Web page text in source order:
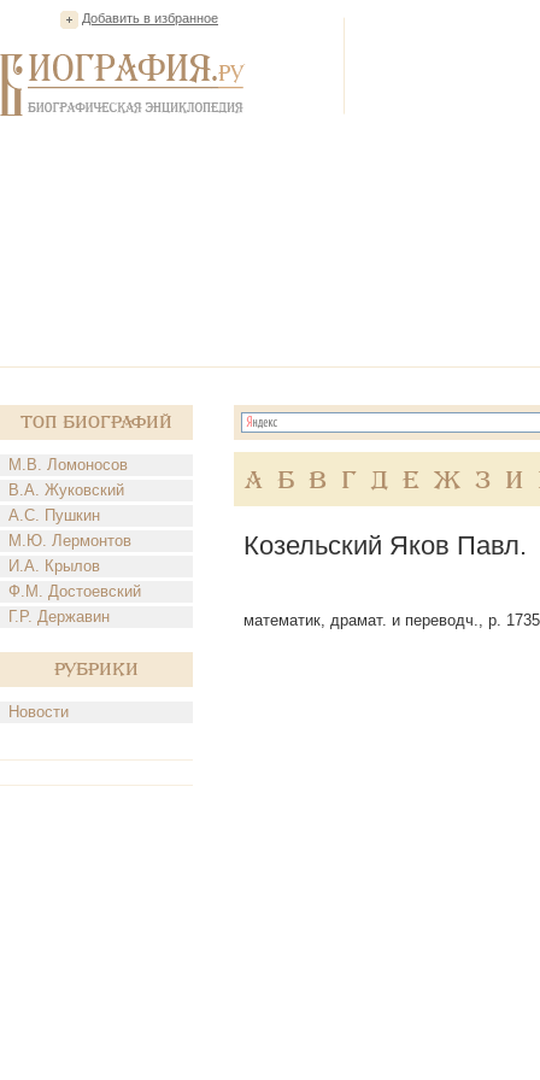
Добавить в избранное
Топ Биографий
М.В. Ломоносов
В.А. Жуковский
А.С. Пушкин
М.Ю. Лермонтов
И.А. Крылов
Ф.М. Достоевский
Г.Р. Державин
Рубрики
Новости
А Б В Г Д Е Ж З И
Козельский Яков Павл.
математик, драмат. и переводч., р.